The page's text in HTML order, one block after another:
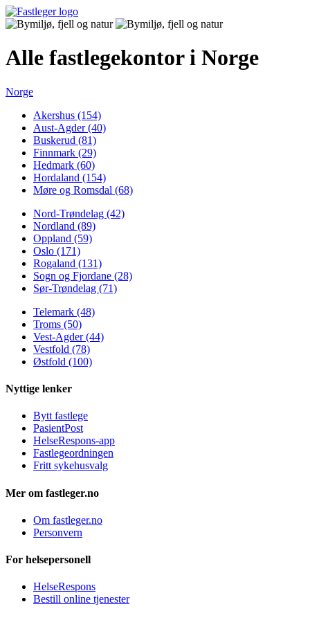
Alle fastlegekontor i Norge
Norge
Akershus (154)
Aust-Agder (40)
Buskerud (81)
Finnmark (29)
Hedmark (60)
Hordaland (154)
Møre og Romsdal (68)
Nord-Trøndelag (42)
Nordland (89)
Oppland (59)
Oslo (171)
Rogaland (131)
Sogn og Fjordane (28)
Sør-Trøndelag (71)
Telemark (48)
Troms (50)
Vest-Agder (44)
Vestfold (78)
Østfold (100)
Nyttige lenker
Bytt fastlege
PasientPost
HelseRespons-app
Fastlegeordningen
Fritt sykehusvalg
Mer om fastleger.no
Om fastleger.no
Personvern
For helsepersonell
HelseRespons
Bestill online tjenester